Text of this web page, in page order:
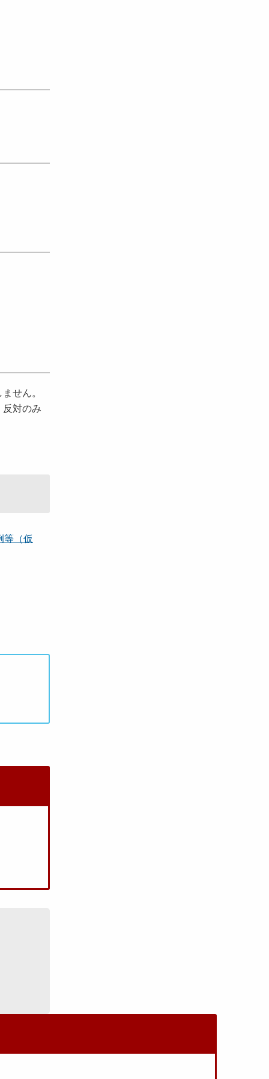
せん。
反対のみ
等（仮